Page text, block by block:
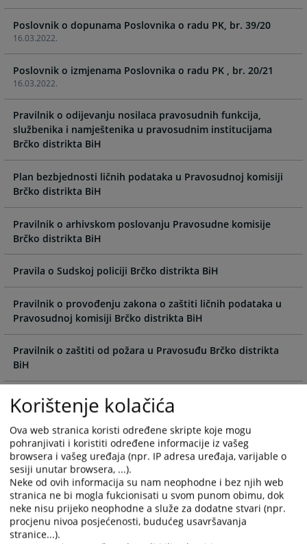
16.03.2022.
Poslovnik o dopunama Poslovnika o radu PK, br. 39/20
16.03.2022.
Poslovnik o izmjenama Poslovnika o radu PK , br. 20/21
Pravilnik o odijevanju nosilaca pravosudnih funkcija,
službenika i namještenika u pravosudnim institucijama
Brčko distrikta BiH
Plan bezbjednosti ličnih podataka u Pravosudnoj komisiji
Brčko distrikta BiH
Pravilnik o arhivskom poslovanju Pravosudne komisije
Brčko distrikta BiH
Pravila o Sudskoj policiji Brčko distrikta BiH
Pravilnik o provođenju zakona o zaštiti ličnih podataka u
Pravosudnoj komisiji Brčko distrikta BiH
Pravilnik o zaštiti od požara u Pravosuđu Brčko distrikta
BiH
Pravilnik o postupku upravljanja privremeno oduzetom
imovinom
Odluka o utvrđivanju kriterija obračuna troškova čuvanja i
održavanja privremeno oduzete imovine
Politika sigurnosti pravosudnog informacionog sistema BiH
Pravilnik o kancelarijskom poslovanju Pravosudne komisije
Brčko distrikta BiH
Korištenje kolačića
Ova web stranica koristi određene skripte koje mogu
pohranjivati i koristiti određene informacije iz vašeg
browsera i vašeg uređaja (npr. IP adresa uređaja, varijable o
sesiji unutar browsera, ...).
Neke od ovih informacija su nam neophodne i bez njih web
stranica ne bi mogla fukcionisati u svom punom obimu, dok
neke nisu prijeko neophodne a služe za dodatne stvari (npr.
procjenu nivoa posjećenosti, budućeg usavršavanja
stranice...).